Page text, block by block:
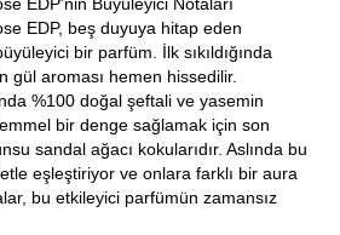
EDP'nin Büyüleyici Notaları
EDP, beş duyuya hitap eden
bir parfüm. İlk sıkıldığında
gül aroması hemen hissedilir.
%100 doğal şeftali ve yasemin
bir denge sağlamak için son
sandal ağacı kokularıdır. Aslında bu
eşleştiriyor ve onlara farklı bir aura
bu etkileyici parfümün zamansız